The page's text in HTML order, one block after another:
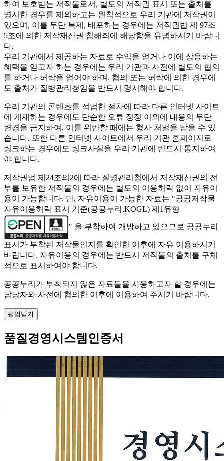
하여 보호받는 저작물로서, 별도의 저작권 표시 또는 출처를
명시한 경우를 제외하고는 원칙적으로 우리 기관에 저작권이
있으며, 이를 무단 복제, 배포하는 경우에는 저작권법 제 97조
5조에 의한 저작재산권 침해죄에 해당함을 유념하시기 바랍니
다.
우리 기관에서 제공하는 자료로 수익을 얻거나 이에 상응하는
혜택을 얻고자 하는 경우에는 우리 기관과 사전에 별도의 협의
를 하거나 허락을 얻어야 하며, 협의 또는 허락에 의한 경우에
도 출처가 질병관리청임을 반드시 명시해야 합니다.
우리 기관의 콘텐츠를 적법한 절차에 따라 다른 인터넷 사이트
에 게재하는 경우에도 단순한 오류 정정 이외에 내용의 무단
변경을 금지하여, 이를 위반할 때에는 형사 처벌을 받을 수 있
습니다. 또한 다른 인터넷 사이트에서 우리 기관 홈페이지로
링크하는 경우에도 링크사실을 우리 기관에 반드시 통지하여
야 합니다.
저작권법 제24조의2에 따라 질병관리청에서 저작재산권의 전
부를 보유한 저작물의 경우에는 별도의 이용허락 없이 자유이
용이 가능합니다. 단, 자유이용이 가능한 자료는 "공공저작물
자유이용허락 표시 기준(공공누리,KOGL) 제1유형
" 을 부착하여 개방하고 있으므로 공공누리
표시가 부착된 저작물인지를 확인한 이후에 자유 이용하시기
바랍니다. 자유이용의 경우에는 반드시 저작물의 출처를 구체
적으로 표시하여야 합니다.
공공누리가 부착되지 않은 자료들을 사용하고자 할 경우에는
담당자와 사전에 협의한 이후에 이용하여 주시기 바랍니다.
팝업닫기
품질경영시스템인증서